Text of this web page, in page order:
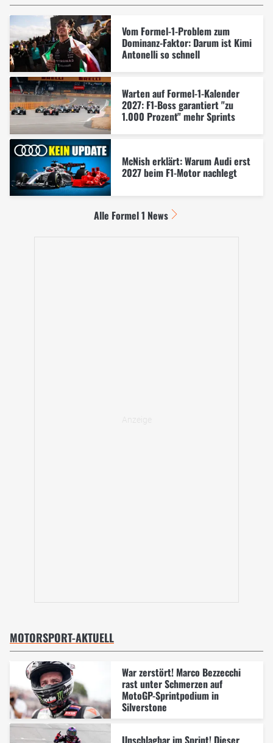
Vom Formel-1-Problem zum
Dominanz-Faktor: Darum ist Kimi
Antonelli so schnell
Warten auf Formel-1-Kalender
2027: F1-Boss garantiert "zu
1.000 Prozent" mehr Sprints
McNish erklärt: Warum Audi erst
2027 beim F1-Motor nachlegt
Alle Formel 1 News
MOTORSPORT-AKTUELL
War zerstört! Marco Bezzecchi
rast unter Schmerzen auf
MotoGP-Sprintpodium in
Silverstone
Unschlagbar im Sprint! Dieser